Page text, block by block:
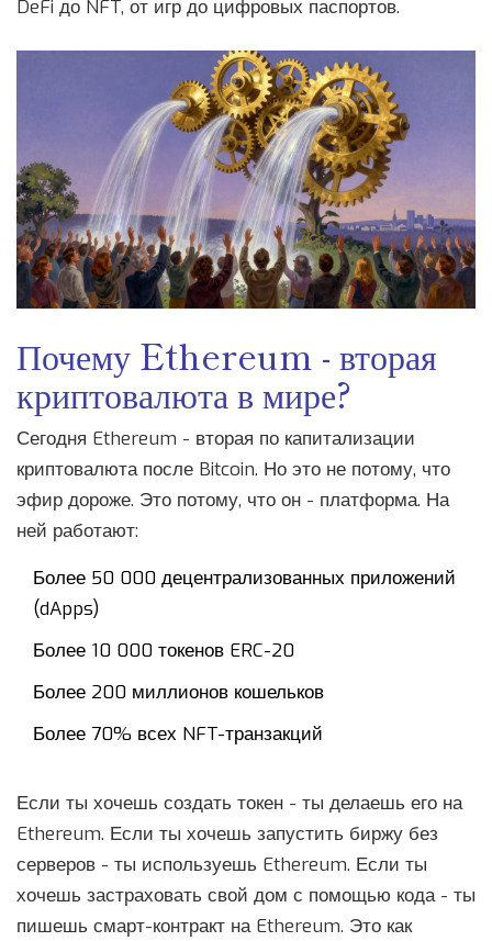
DeFi до NFT, от игр до цифровых паспортов.
Почему Ethereum - вторая
криптовалюта в мире?
Сегодня Ethereum - вторая по капитализации
криптовалюта после Bitcoin. Но это не потому, что
эфир дороже. Это потому, что он - платформа. На
ней работают:
Более 50 000 децентрализованных приложений
(dApps)
Более 10 000 токенов ERC-20
Более 200 миллионов кошельков
Более 70% всех NFT-транзакций
Если ты хочешь создать токен - ты делаешь его на
Ethereum. Если ты хочешь запустить биржу без
серверов - ты используешь Ethereum. Если ты
хочешь застраховать свой дом с помощью кода - ты
пишешь смарт-контракт на Ethereum. Это как